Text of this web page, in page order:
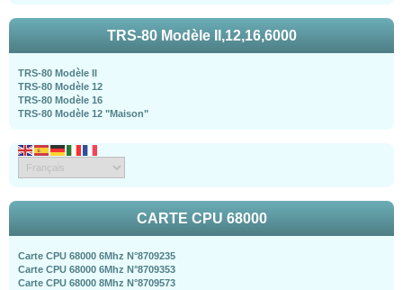
TRS-80 Modèle II,12,16,6000
TRS-80 Modèle II
TRS-80 Modèle 12
TRS-80 Modèle 16
TRS-80 Modèle 12 "Maison"
CARTE CPU 68000
Carte CPU 68000 6Mhz N°8709235
Carte CPU 68000 6Mhz N°8709353
Carte CPU 68000 8Mhz N°8709573